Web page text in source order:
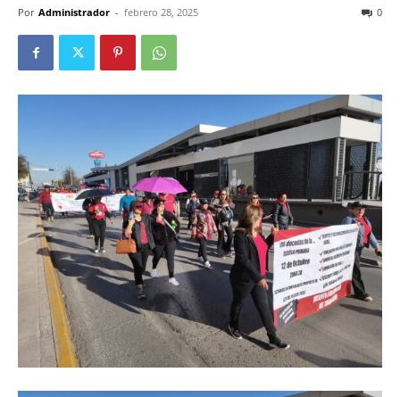
Por Administrador - febrero 28, 2025 0